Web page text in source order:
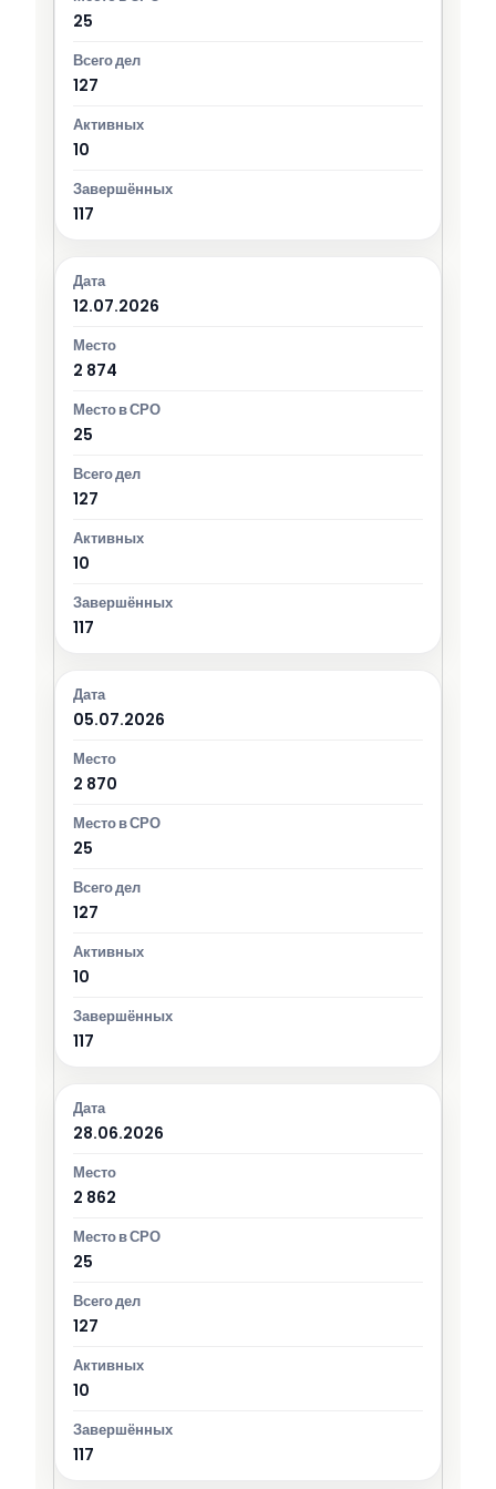
25
127
10
117
12.07.2026
2 874
25
127
10
117
05.07.2026
2 870
25
127
10
117
28.06.2026
2 862
25
127
10
117